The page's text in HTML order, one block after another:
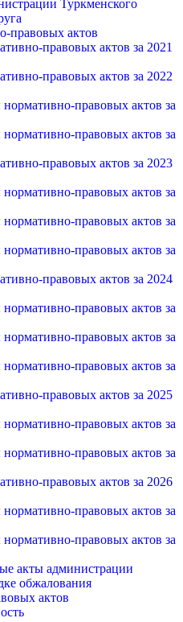
Туркменского
правовых актов
правовых актов за 2021
правовых актов за 2022
правовых актов за
правовых актов за
правовых актов за 2023
правовых актов за
правовых актов за
правовых актов за
правовых актов за 2024
правовых актов за
правовых актов за
правовых актов за
правовых актов за 2025
правовых актов за
правовых актов за
правовых актов за 2026
правовых актов за
правовых актов за
акты администрации
обжалования
актов